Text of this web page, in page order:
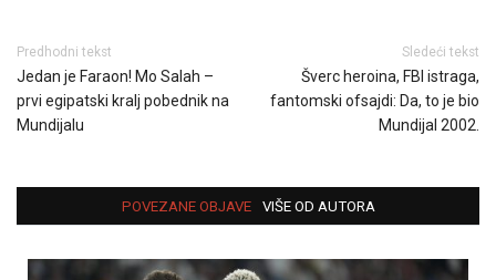
Predhodni tekst
Jedan je Faraon! Mo Salah –
prvi egipatski kralj pobednik na
Mundijalu
Sledeći tekst
Šverc heroina, FBI istraga,
fantomski ofsajdi: Da, to je bio
Mundijal 2002.
POVEZANE OBJAVE VIŠE OD AUTORA